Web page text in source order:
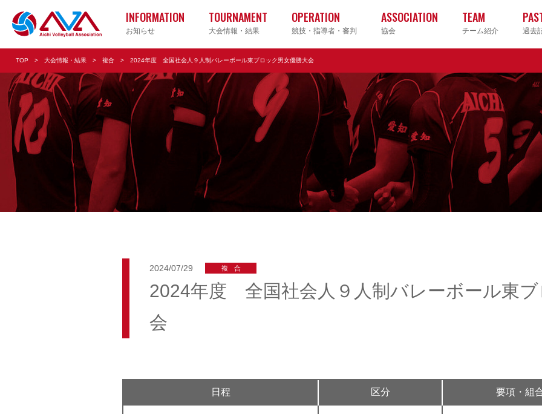
INFORMATION
お知らせ
TOURNAMENT
大会情報・結果
実業団 クラブ 大学 高校 中学校
小学校 ヤングクラブ ソフト ビーチ ママさ
Vリーグ
OPERATION
競技・指導者・審判
ASSOCIATION
協会
TEAM
チーム紹介 過去
TOP 大会情報・結果 複合 2024年度 全国社会人９人制バレーボール東ブロック男女優勝大会
2024/07/29 複合
2024年度 全国社会人９人制バレーボール東ブ
会
日程 区分 要項・組